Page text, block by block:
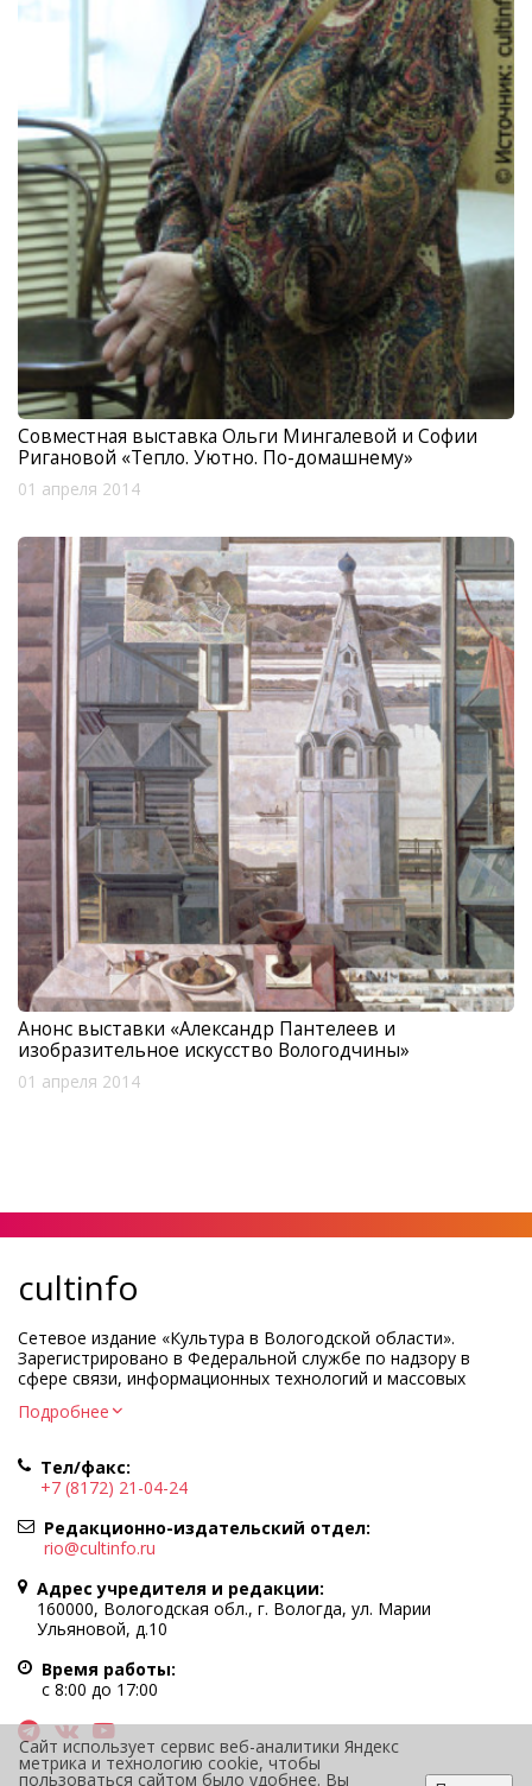
Совместная выставка Ольги Мингалевой и Софии
Ригановой «Тепло. Уютно. По-домашнему»
01 апреля 2014
Анонс выставки «Александр Пантелеев и
изобразительное искусство Вологодчины»
01 апреля 2014
cultinfo
Сетевое издание «Культура в Вологодской области».
Зарегистрировано в Федеральной службе по надзору в
сфере связи, информационных технологий и массовых
Регистрационный номер и дата принятия решения о
Учредитель КУ ВО «Информационно-аналитический центр
культуры»
Адрес учредителя и редакции: 160000, Вологодская обл., г.
Вологда, ул. Марии Ульяновой, д.10
Главный редактор — Легчанова Елена Григорьевна
Политика в отношении обработки персональных данных
При полном или частичном использовании информации
портала гиперссылка на cultinfo.ru обязательна.
Редакция не несет ответственности за достоверность
информации, содержащейся в рекламных объявлениях.
12+
Подробнее
Тел/факс:
+7 (8172) 21-04-24
Редакционно-издательский отдел:
rio@cultinfo.ru
Адрес учредителя и редакции:
160000, Вологодская обл., г. Вологда, ул. Марии
Ульяновой, д.10
Время работы:
с 8:00 до 17:00
Сайт использует сервис веб-аналитики Яндекс
метрика и технологию cookie, чтобы
пользоваться сайтом было удобнее. Вы